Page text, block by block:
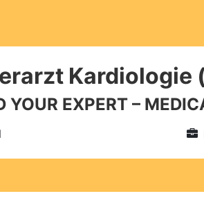
Kardiologie
YOUR EXPERT –